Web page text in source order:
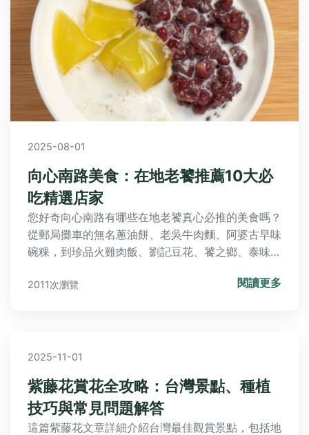
2025-08-01
向心南路美食：在地老饕推薦10大必
吃精選店家
您好奇向心南路有哪些在地老饕真心必推的美食嗎？
從郵局攤車的無名蔥油餅、老吳牛肉麵、阿婆古早味
碗粿，到珍品火雞肉飯、劉記豆花、饕之鄉、泰味香
以及深夜限定的無名炭烤，10大精華店家一次揭
2011次瀏覽 閱讀更多
2025-11-01
紫藤花賞花全攻略：台灣景點、種植
技巧與常見問題解答
這篇紫藤花文章詳細介紹台灣最佳觀賞景點，包括地